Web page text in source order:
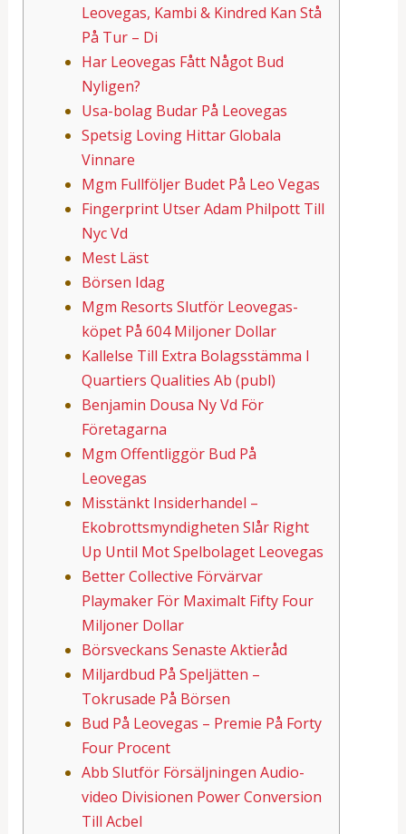
Leovegas, Kambi & Kindred Kan Stå
På Tur – Di
Har Leovegas Fått Något Bud
Nyligen?
Usa-bolag Budar På Leovegas
Spetsig Loving Hittar Globala
Vinnare
Mgm Fullföljer Budet På Leo Vegas
Fingerprint Utser Adam Philpott Till
Nyc Vd
Mest Läst
Börsen Idag
Mgm Resorts Slutför Leovegas-
köpet På 604 Miljoner Dollar
Kallelse Till Extra Bolagsstämma I
Quartiers Qualities Ab (publ)
Benjamin Dousa Ny Vd För
Företagarna
Mgm Offentliggör Bud På
Leovegas
Misstänkt Insiderhandel –
Ekobrottsmyndigheten Slår Right
Up Until Mot Spelbolaget Leovegas
Better Collective Förvärvar
Playmaker För Maximalt Fifty Four
Miljoner Dollar
Börsveckans Senaste Aktieråd
Miljardbud På Speljätten –
Tokrusade På Börsen
Bud På Leovegas – Premie På Forty
Four Procent
Abb Slutför Försäljningen Audio-
video Divisionen Power Conversion
Till Acbel